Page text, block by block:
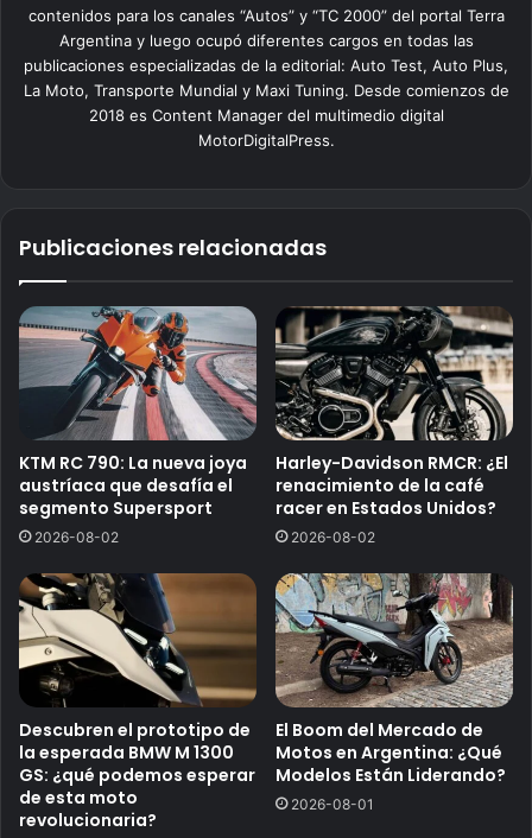
contenidos para los canales “Autos” y “TC 2000” del portal Terra
Argentina y luego ocupó diferentes cargos en todas las
publicaciones especializadas de la editorial: Auto Test, Auto Plus,
La Moto, Transporte Mundial y Maxi Tuning. Desde comienzos de
2018 es Content Manager del multimedio digital
MotorDigitalPress.
Publicaciones relacionadas
KTM RC 790: La nueva joya
austríaca que desafía el
segmento Supersport
2026-08-02
Harley-Davidson RMCR: ¿El
renacimiento de la café
racer en Estados Unidos?
2026-08-02
Descubren el prototipo de
la esperada BMW M 1300
GS: ¿qué podemos esperar
de esta moto
revolucionaria?
El Boom del Mercado de
Motos en Argentina: ¿Qué
Modelos Están Liderando?
2026-08-01